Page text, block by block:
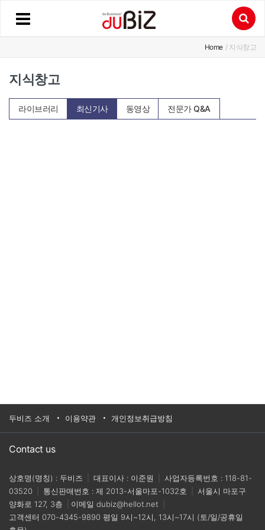
Home / 지식창고
지식창고
라이브러리 최신기사 동영상 전문가 Q&A
두비즈 소개 이용약관 개인정보취급방침
Contact us
상호명(명칭) : 두비즈 대표이사 : 이준원
사업자등록번호 : 118-81-
03520
통신판매번호 : 제 2013-서울마포-1032호
서울시 마포구
양화로 127, 3층
이메일 dubiz@hellot.net
고객센터 070-4345-9890 평일 9시~12시, 13시~17시 (토/일/공휴일